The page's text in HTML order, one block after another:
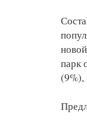
парк
(9%),